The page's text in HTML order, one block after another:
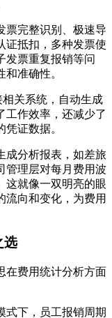
票完整识别、极速导
证抵扣，多种发票使
发票重复报销等问
准确性。
关系统，自动生成
工作效率，还减少了
证数据。
成分析报表，如差旅
管理层对每月费用波
这就像一双明亮的眼
流向和变化，为费用
选
在费用统计分析方面
式下，员工报销周期